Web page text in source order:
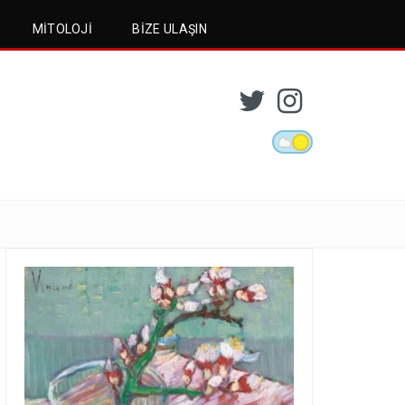
MITOLOJI BIZE ULAŞIN